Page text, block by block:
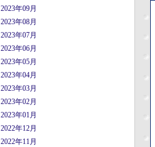
2023年09月
2023年08月
2023年07月
2023年06月
2023年05月
2023年04月
2023年03月
2023年02月
2023年01月
2022年12月
2022年11月